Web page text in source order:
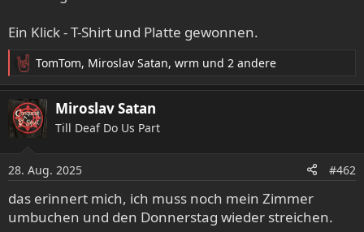
Ein Klick - T-Shirt und Platte gewonnen.
R
e
a
k
t
n
e
n
:
TomTom, Miroslav Satan, wrm und 2 andere
Miroslav Satan
Till Deaf Do Us Part
28. Aug. 2025 #462
das erinnert mich, ich muss noch mein Zimmer
umbuchen und den Donnerstag wieder streichen.